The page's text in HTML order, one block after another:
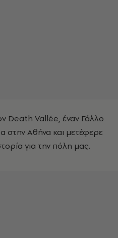
Death Vallée, έναν Γάλλο
στην Αθήνα και μετέφερε
για την πόλη μας.